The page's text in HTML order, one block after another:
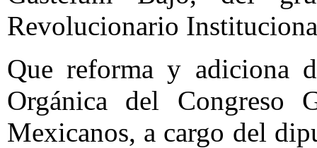
Revolucionario
Que reforma y adiciona
Orgánica del Congreso
Mexicanos, a cargo del